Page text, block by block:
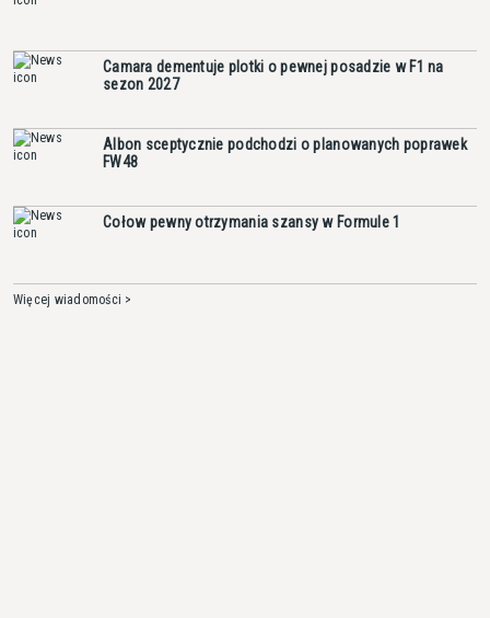
Camara dementuje plotki o pewnej posadzie w F1 na
sezon 2027
Albon sceptycznie podchodzi o planowanych poprawek
FW48
Cołow pewny otrzymania szansy w Formule 1
Więcej wiadomości >